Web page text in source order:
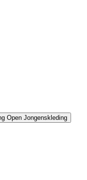
Open Jongenskleding